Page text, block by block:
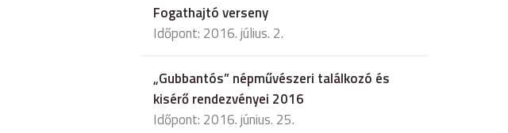
Fogathajtó verseny
Időpont: 2016. július. 2.
„Gubbantós” népművészeri találkozó és
kisérő rendezvényei 2016
Időpont: 2016. június. 25.